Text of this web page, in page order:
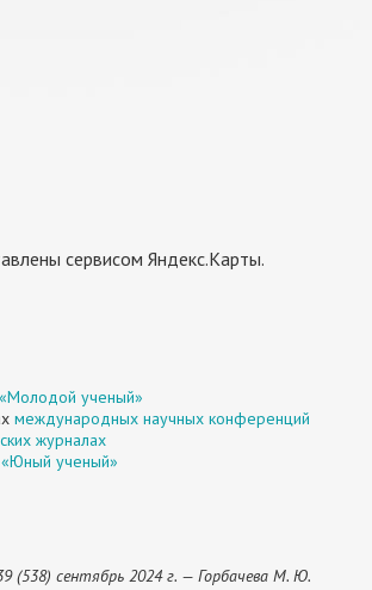
сервисом Яндекс.Карты.
«Молодой ученый»
международных научных конференций
журналах
«Юный ученый»
(538) сентябрь 2024 г. — Горбачева М. Ю.